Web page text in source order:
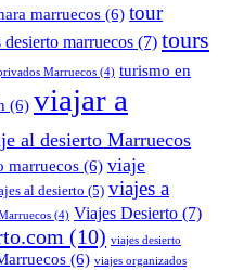
marruecos (6) tour
desierto marruecos (7) tours
Marruecos (4) turismo en
(6) viajar a
al desierto Marruecos
marruecos (6) viaje
al desierto (5) viajes a
(4) Viajes Desierto (7)
(10) viajes desierto
(6) viajes organizados